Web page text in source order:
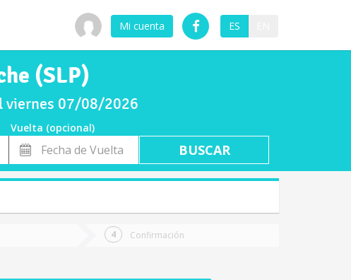
Mi cuenta ES
(SLP)
viernes 07/08/2026
Vuelta (opcional)
Fecha
de
Vuelta
Confirmación